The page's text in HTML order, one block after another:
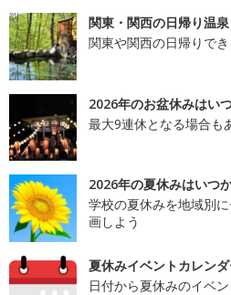
関東・関西の日帰り温泉
関東や関西の日帰りで
2026年のお盆休みはい
最大9連休となる場合も
2026年の夏休みはいつ
学校の夏休みを地域別
画しよう
夏休みイベントカレン
日付から夏休みのイベ